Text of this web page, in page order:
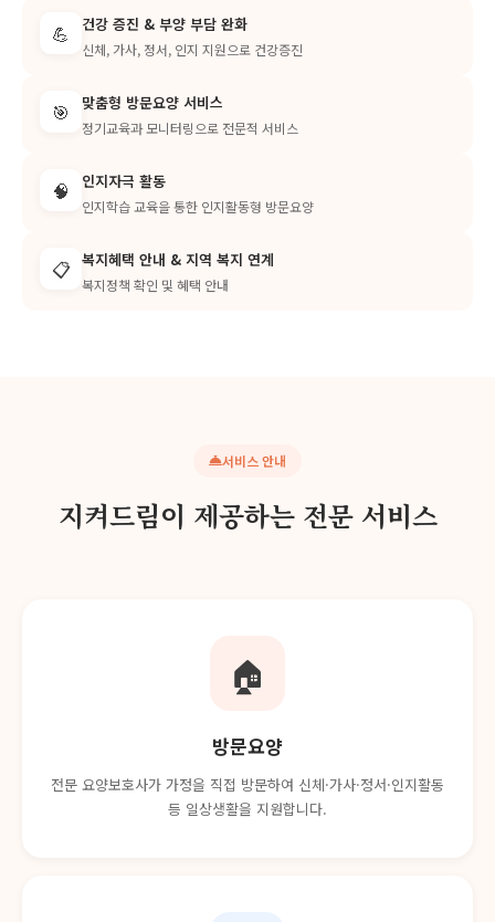
💪 건강 증진 & 부양 부담 완화
신체, 가사, 정서, 인지 지원으로 건강증진
🎯 맞춤형 방문요양 서비스
정기교육과 모니터링으로 전문적 서비스
🧠 인지자극 활동
인지학습 교육을 통한 인지활동형 방문요양
📋 복지혜택 안내 & 지역 복지 연계
복지정책 확인 및 혜택 안내
서비스 안내
지켜드림이 제공하는 전문 서비스
🏠
방문요양
전문 요양보호사가 가정을 직접 방문하여 신체·가사·정서·인지활동
등 일상생활을 지원합니다.